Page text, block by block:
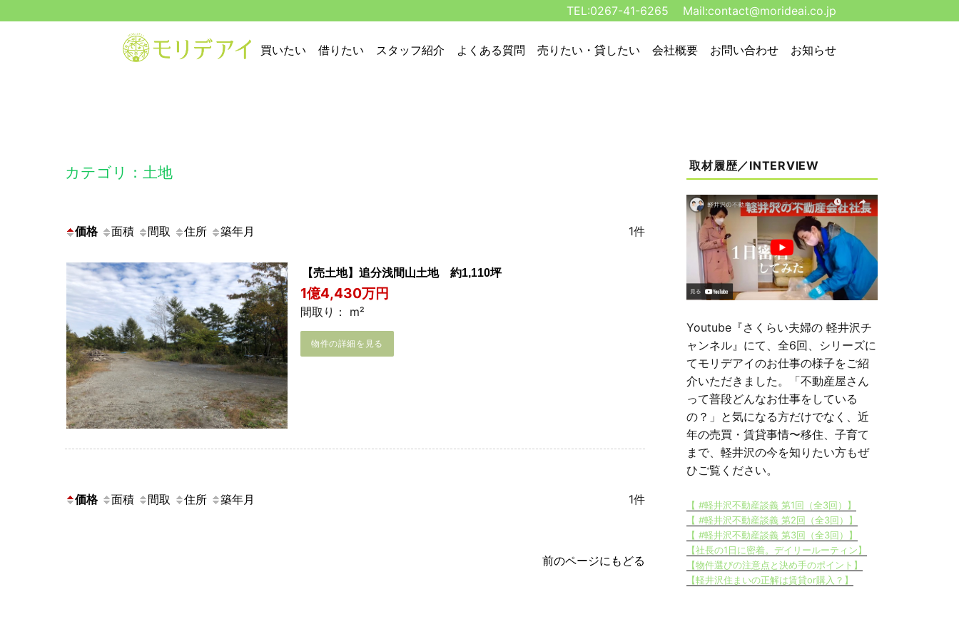
TEL:0267-41-6265 Mail:contact@morideai.co.jp
買いたい 借りたい スタッフ紹介 よくある質問 売りたい・貸したい 会社概要 お問い合わせ お知らせ
カテゴリ：土地
価格 面積 間取 住所 築年月 1件
【売土地】追分浅間山土地 約1,110坪
1億4,430万円
間取り： m²
物件の詳細を見る
価格 面積 間取 住所 築年月 1件
前のページにもどる
取材履歴／INTERVIEW
Youtube『さくらい夫婦の 軽井沢チ
ャンネル』にて、全6回、シリーズに
てモリデアイのお仕事の様子をご紹
介いただきました。「不動産屋さん
って普段どんなお仕事をしている
の？」と気になる方だけでなく、近
年の売買・賃貸事情〜移住、子育て
まで、軽井沢の今を知りたい方もぜ
ひご覧ください。
【 #軽井沢不動産談義 第1回（全3回）】
【 #軽井沢不動産談義 第2回（全3回）】
【 #軽井沢不動産談義 第3回（全3回）】
【社長の1日に密着。デイリールーティン】
【物件選びの注意点と決め手のポイント】
【軽井沢住まいの正解は賃貸or購入？】